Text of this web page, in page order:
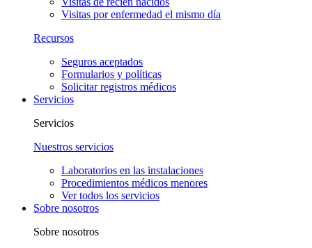
Visitas por enfermedad el mismo día
Recursos
Seguros aceptados
Formularios y políticas
Solicitar registros médicos
Servicios
Servicios
Nuestros servicios
Laboratorios en las instalaciones
Procedimientos médicos menores
Ver todos los servicios
Sobre nosotros
Sobre nosotros